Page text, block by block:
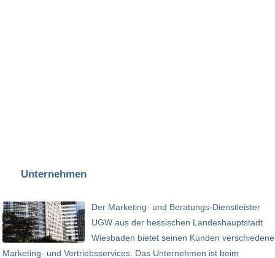
Unternehmen
Der Marketing- und Beratungs-Dienstleister
UGW aus der hessischen Landeshauptstadt
Wiesbaden bietet seinen Kunden verschiedene
Marketing- und Vertriebsservices. Das Unternehmen ist beim